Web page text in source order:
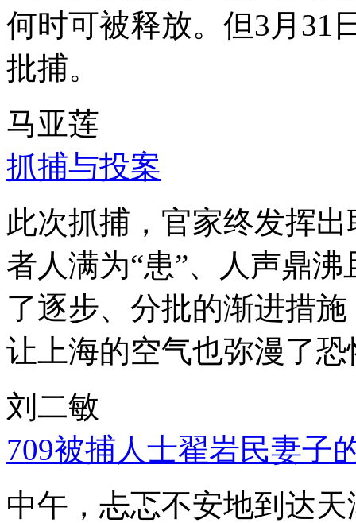
何时可被释放。但3月31
批捕。
马亚莲
抓捕与投案
此次抓捕，官家终发挥
者人满为“患”、人声鼎
了逐步、分批的渐进措
让上海的空气也弥漫了
刘二敏
709被捕人士翟岩民妻子
中午，忐忑不安地到达